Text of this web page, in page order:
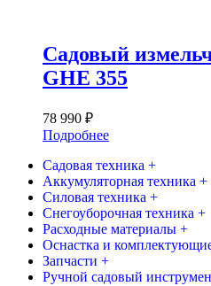
Садовый
GHE 355
78 990 ₽
Подробнее
Садовая техника +
Аккумуляторная техника +
Силовая техника +
Снегоуборочная техника +
Расходные материалы +
Оснастка и
Запчасти +
Ручной садовый